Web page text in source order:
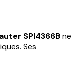
SPI4366Bne
Ses